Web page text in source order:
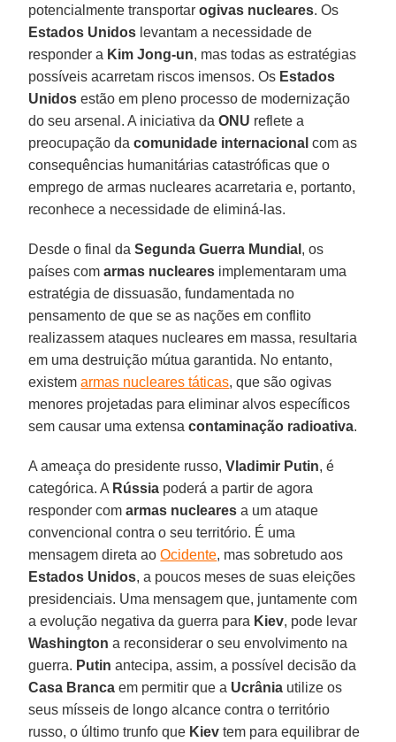
potencialmente transportarogivas nucleares. Os
Estados Unidos levantam a necessidade de
responder a Kim Jong-un, mas todas as estratégias
possíveis acarretam riscos imensos. Os Estados
Unidos estão em pleno processo de modernização
do seu arsenal. A iniciativa daONU reflete a
preocupação dacomunidade internacional com as
consequências humanitárias catastróficas que o
emprego de armas nucleares acarretaria e, portanto,
reconhece a necessidade de eliminá-las.
Desde o final daSegunda Guerra Mundial , os
países comarmas nucleares implementaram uma
estratégia de dissuasão, fundamentada no
pensamento de que se as nações em conflito
realizassem ataques nucleares em massa, resultaria
em uma destruição mútua garantida. No entanto,
existemarmas nucleares táticas, que são ogivas
menores projetadas para eliminar alvos específicos
sem causar uma extensacontaminação radioativa.
A ameaça do presidente russo,Vladimir Putin, é
categórica. A Rússia poderá a partir de agora
responder comarmas nucleares a um ataque
convencional contra o seu território. É uma
mensagem direta aoOcidente, mas sobretudo aos
Estados Unidos, a poucos meses de suas eleições
presidenciais. Uma mensagem que, juntamente com
a evolução negativa da guerra para Kiev, pode levar
Washington a reconsiderar o seu envolvimento na
guerra. Putin antecipa, assim, a possível decisão da
Casa Branca em permitir que a Ucrânia utilize os
seus mísseis de longo alcance contra o território
russo, o último trunfo que Kiev tem para equilibrar de